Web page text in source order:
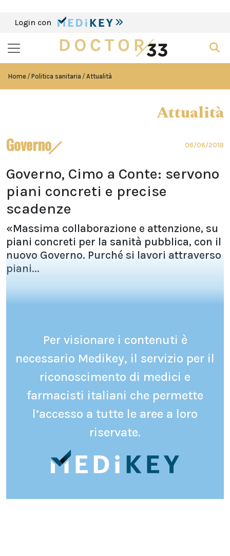
Login con
Home Politica sanitaria Attualità
Attualità
Governo 06/06/2018
Governo, Cimo a Conte: servono
piani concreti e precise
scadenze
«Massima collaborazione e attenzione, su
piani concreti per la sanità pubblica, con il
nuovo Governo. Purché si lavori attraverso
piani...
Per visionare i contenuti è
necessario Medikey, il servizio per il
riconoscimento di medici e
farmacisti italiani che permette
l’accesso a tutte le aree a loro
riservate.